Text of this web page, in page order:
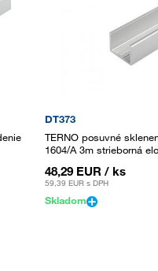
DT373
TERNO posuvné
1604/A 3m strieborná
48,29 EUR / ks
59,39 EUR s DPH
Skladom